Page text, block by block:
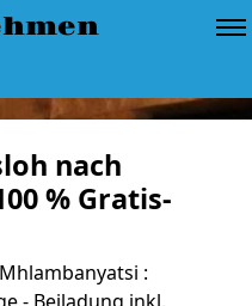
nach
% Gratis-
: